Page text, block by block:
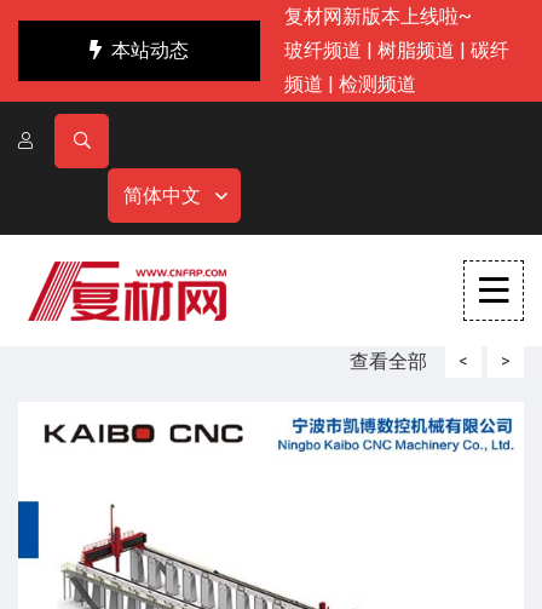
本站动态
复材网新版本上线啦~
玻纤频道 | 树脂频道 | 碳纤
频道 | 检测频道
简体中文
查看全部 < >